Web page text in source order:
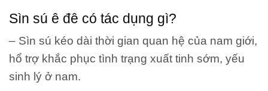
Sìn sú ê đê có tác dụng gì?
– Sìn sú kéo dài thời gian quan hệ của nam giới,
hổ trợ khắc phục tình trạng xuất tinh sớm, yếu
sinh lý ở nam.